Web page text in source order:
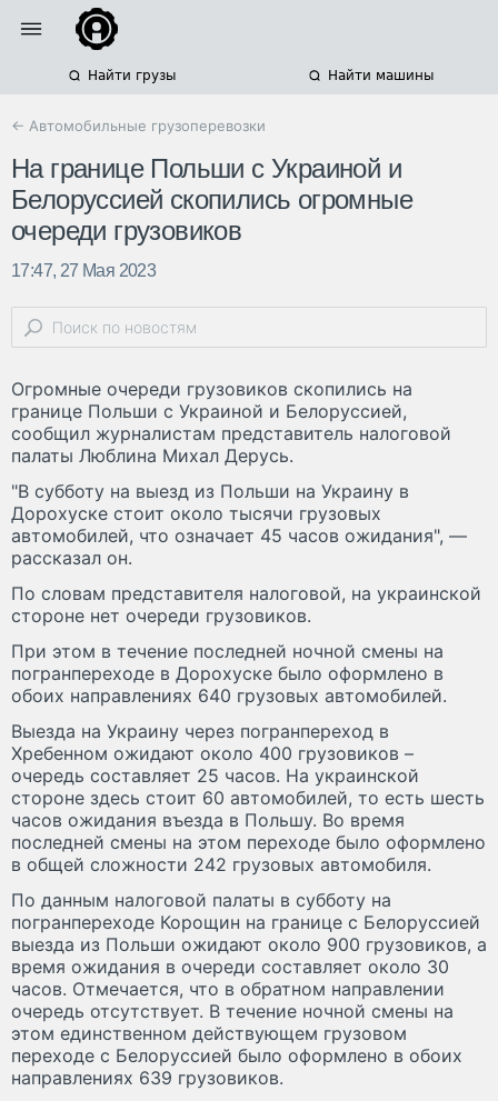
Найти грузы Найти машины
← Автомобильные грузоперевозки
На границе Польши с Украиной и
Белоруссией скопились огромные
очереди грузовиков
17:47, 27 Мая 2023
Огромные очереди грузовиков скопились на
границе Польши с Украиной и Белоруссией,
сообщил журналистам представитель налоговой
палаты Люблина Михал Дерусь.
"В субботу на выезд из Польши на Украину в
Дорохуске стоит около тысячи грузовых
автомобилей, что означает 45 часов ожидания", —
рассказал он.
По словам представителя налоговой, на украинской
стороне нет очереди грузовиков.
При этом в течение последней ночной смены на
погранпереходе в Дорохуске было оформлено в
обоих направлениях 640 грузовых автомобилей.
Выезда на Украину через погранпереход в
Хребенном ожидают около 400 грузовиков –
очередь составляет 25 часов. На украинской
стороне здесь стоит 60 автомобилей, то есть шесть
часов ожидания въезда в Польшу. Во время
последней смены на этом переходе было оформлено
в общей сложности 242 грузовых автомобиля.
По данным налоговой палаты в субботу на
погранпереходе Корощин на границе с Белоруссией
выезда из Польши ожидают около 900 грузовиков, а
время ожидания в очереди составляет около 30
часов. Отмечается, что в обратном направлении
очередь отсутствует. В течение ночной смены на
этом единственном действующем грузовом
переходе с Белоруссией было оформлено в обоих
направлениях 639 грузовиков.